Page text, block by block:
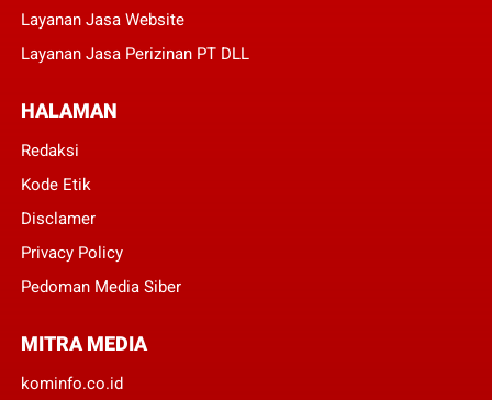
Layanan Jasa Website
Layanan Jasa Perizinan PT DLL
HALAMAN
Redaksi
Kode Etik
Disclamer
Privacy Policy
Pedoman Media Siber
MITRA MEDIA
kominfo.co.id